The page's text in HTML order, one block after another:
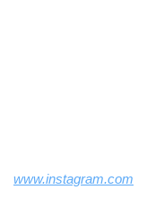
www.instagram.com